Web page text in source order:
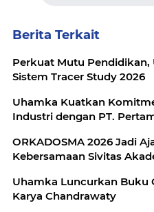
Berita Terkait
Perkuat Mutu
Sistem Tracer Study 2026
Uhamka Kuatkan
Industri dengan PT.
ORKADOSMA 2026 Jadi
Kebersamaan Sivitas
Uhamka Luncurkan Buku
Karya Chandrawaty